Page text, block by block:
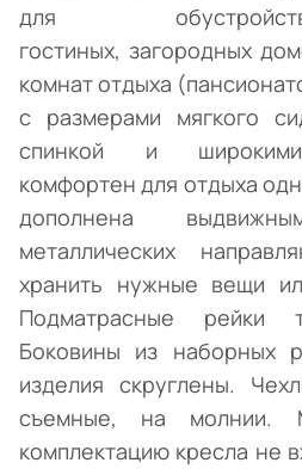
для
гостиных, загородных
комнат отдыха
с размерами мягкого
спинкой и широкими
комфортен для отдыха
дополнена
металлических
хранить нужные вещи
Подматрасные
Боковины из наборных
изделия скруглены.
съемные, на молнии.
комплектацию кресла не